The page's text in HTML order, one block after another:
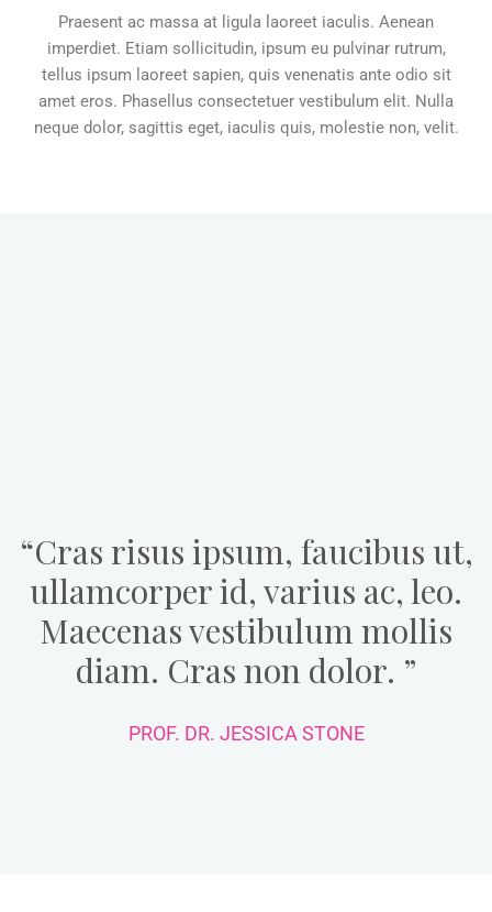
Praesent ac massa at ligula laoreet iaculis. Aenean
imperdiet. Etiam sollicitudin, ipsum eu pulvinar rutrum,
tellus ipsum laoreet sapien, quis venenatis ante odio sit
amet eros. Phasellus consectetuer vestibulum elit. Nulla
neque dolor, sagittis eget, iaculis quis, molestie non, velit.
“Cras risus ipsum, faucibus ut,
ullamcorper id, varius ac, leo.
Maecenas vestibulum mollis
diam. Cras non dolor. ”
PROF. DR. JESSICA STONE